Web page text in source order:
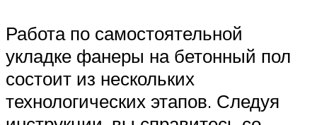
Работа по самостоятельной
укладке фанеры на бетонный пол
состоит из нескольких
технологических этапов. Следуя